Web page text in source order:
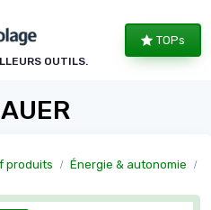
OUTILS.
TOPs
produits Énergie & autonomie